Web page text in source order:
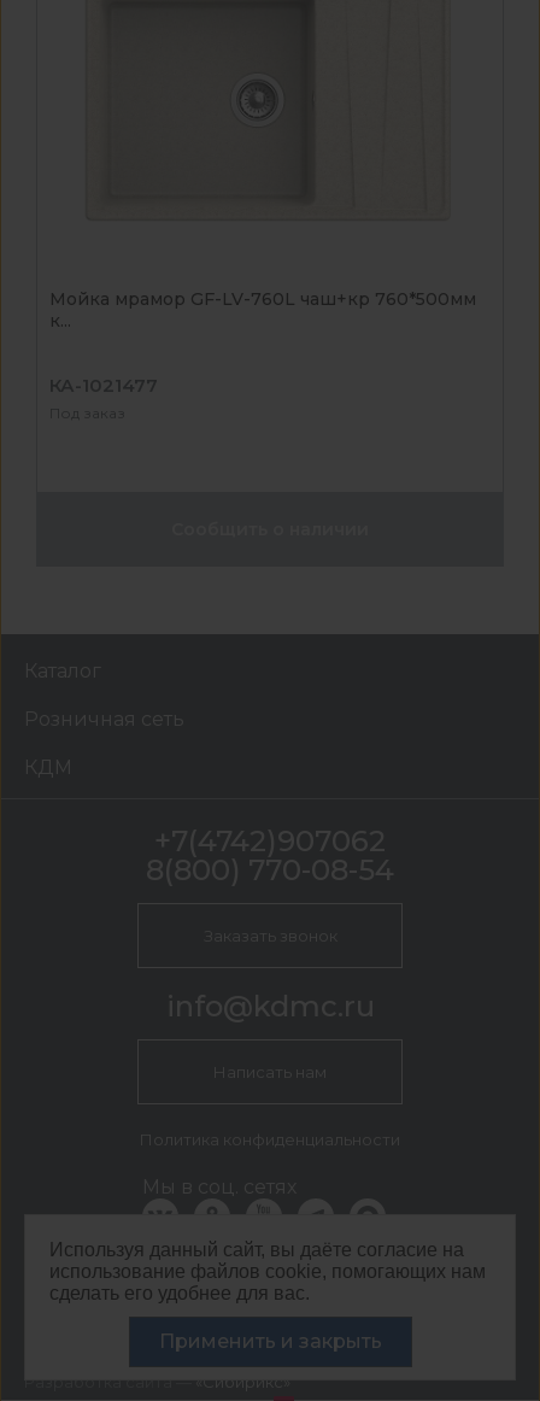
Мойка мрамор GF-LV-760L чаш+кр 760*500мм
к...
КА-1021477
Под заказ
Используя данный сайт, вы даёте согласие на
использование файлов cookie, помогающих нам
сделать его удобнее для вас.
Применить и закрыть
Каталог
Розничная сеть
КДМ
КДМ Липецк
г. Липецк, Универсальный проезд, д. 9а
+7(4742)907062
8(800) 770-08-54
Заказать звонок
info@kdmc.ru
Написать нам
Политика конфиденциальности
Мы в соц. сетях
ООО ЦЕНТР КДМ. ИНН: 3661037157 ОГРН: 1063667287551
Разработка сайта —«Сибирикс»